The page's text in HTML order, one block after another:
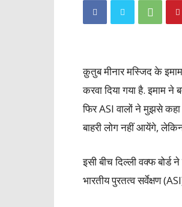
क़ुतुब मीनार मस्जिद के
करवा दिया गया है. इमाम
फिर ASI वालों ने मुझसे
बाहरी लोग नहीं आयेंगे,
इसी बीच दिल्ली वक्फ बोर्ड
भारतीय पुरतत्व सर्वेक्षण